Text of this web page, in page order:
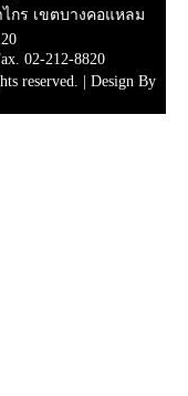
กร เขตบางคอแหลม
02-212-8820
reserved. | Design By